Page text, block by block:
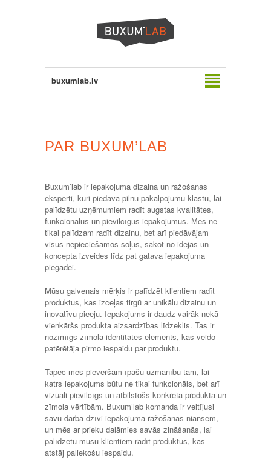
buxumlab.lv
PAR BUXUM’LAB
Buxum’lab ir iepakojuma dizaina un ražošanas
eksperti, kuri piedāvā pilnu pakalpojumu klāstu, lai
palīdzētu uzņēmumiem radīt augstas kvalitātes,
funkcionālus un pievilcīgus iepakojumus. Mēs ne
tikai palīdzam radīt dizainu, bet arī piedāvājam
visus nepieciešamos soļus, sākot no idejas un
koncepta izveides līdz pat gatava iepakojuma
piegādei.
Mūsu galvenais mērķis ir palīdzēt klientiem radīt
produktus, kas izceļas tirgū ar unikālu dizainu un
inovatīvu pieeju. Iepakojums ir daudz vairāk nekā
vienkāršs produkta aizsardzības līdzeklis. Tas ir
nozīmīgs zīmola identitātes elements, kas veido
patērētāja pirmo iespaidu par produktu.
Tāpēc mēs pievēršam īpašu uzmanību tam, lai
katrs iepakojums būtu ne tikai funkcionāls, bet arī
vizuāli pievilcīgs un atbilstošs konkrētā produkta un
zīmola vērtībām. Buxum’lab komanda ir veltījusi
savu darba dzīvi iepakojuma ražošanas niansēm,
un mēs ar prieku dalāmies savās zināšanās, lai
palīdzētu mūsu klientiem radīt produktus, kas
atstāj paliekošu iespaidu.